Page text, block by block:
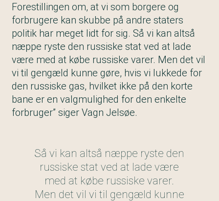
Forestillingen om, at vi som borgere og
forbrugere kan skubbe på andre staters
politik har meget lidt for sig. Så vi kan altså
næppe ryste den russiske stat ved at lade
være med at købe russiske varer. Men det vil
vi til gengæld kunne gøre, hvis vi lukkede for
den russiske gas, hvilket ikke på den korte
bane er en valgmulighed for den enkelte
forbruger” siger Vagn Jelsøe.
Så vi kan altså næppe ryste den
russiske stat ved at lade være
med at købe russiske varer.
Men det vil vi til gengæld kunne